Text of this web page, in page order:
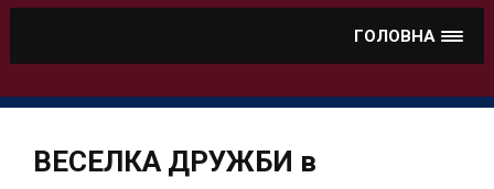
ГОЛОВНА
ВЕСЕЛКА ДРУЖБИ в